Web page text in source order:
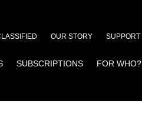
OUR STORY SUPPORT
SUBSCRIPTIONS FOR WHO?